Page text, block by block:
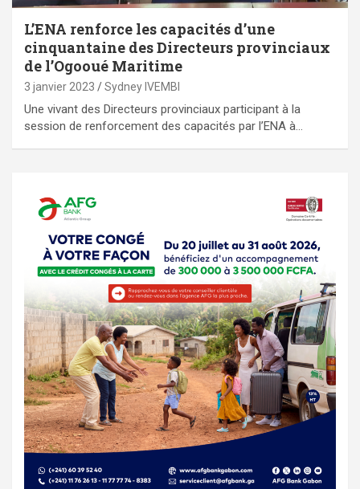
L’ENA renforce les capacités d’une
cinquantaine des Directeurs provinciaux
de l’Ogooué Maritime
3 janvier 2023 Sydney IVEMBI
Une vivant des Directeurs provinciaux participant à la
session de renforcement des capacités par l’ENA à…